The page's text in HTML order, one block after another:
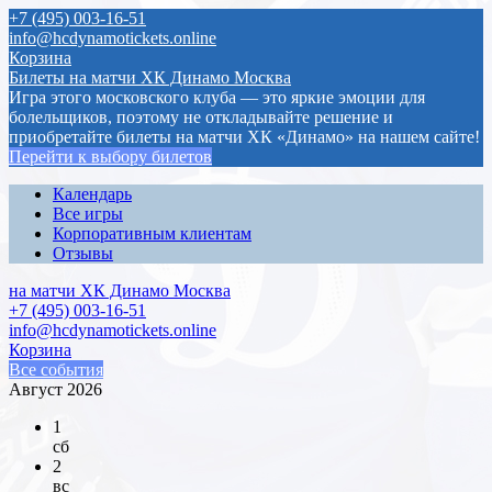
+7 (495) 003-16-51
info@hcdynamotickets.online
Корзина
Билеты на матчи ХК Динамо Москва
Игра этого московского клуба — это яркие эмоции для
болельщиков, поэтому не откладывайте решение и
приобретайте билеты на матчи ХК «Динамо» на нашем сайте!
Перейти к выбору билетов
Календарь
Все игры
Корпоративным клиентам
Отзывы
на матчи ХК Динамо Москва
+7 (495) 003-16-51
info@hcdynamotickets.online
Корзина
Все события
Август 2026
1
сб
2
вс